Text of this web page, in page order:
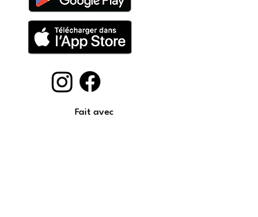
Fait avec